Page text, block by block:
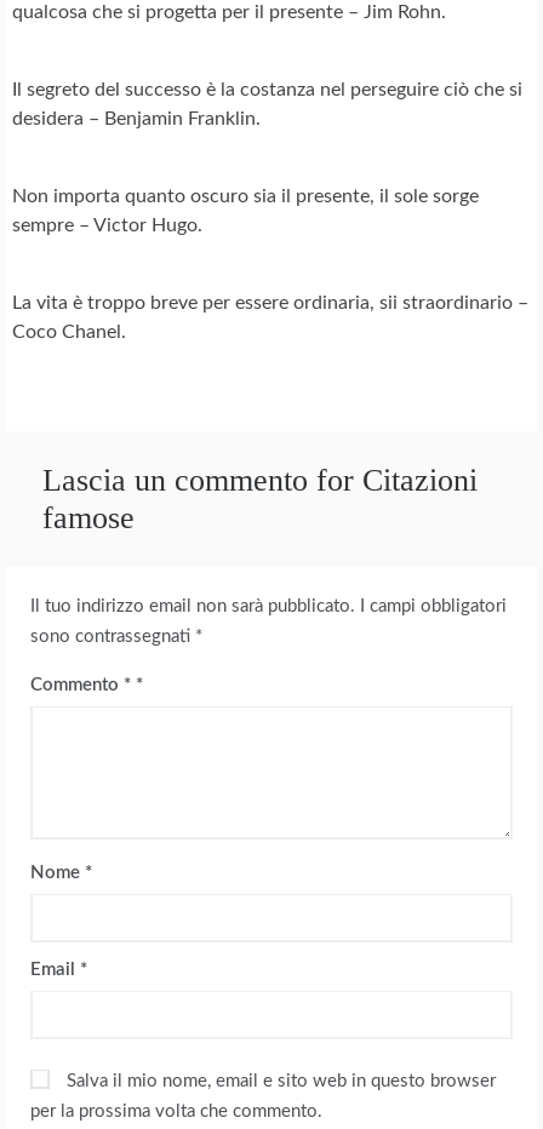
qualcosa che si progetta per il presente – Jim Rohn.
Il segreto del successo è la costanza nel perseguire ciò che si
desidera – Benjamin Franklin.
Non importa quanto oscuro sia il presente, il sole sorge
sempre – Victor Hugo.
La vita è troppo breve per essere ordinaria, sii straordinario –
Coco Chanel.
Lascia un commento for Citazioni
famose
Il tuo indirizzo email non sarà pubblicato.
I campi obbligatori
sono contrassegnati *
Commento *
Nome *
Email *
Salva il mio nome, email e sito web in questo browser
per la prossima volta che commento.